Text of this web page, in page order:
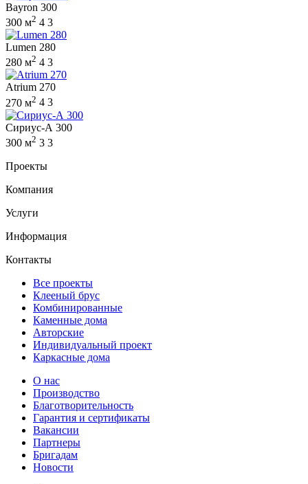
Bayron 300
300 м2 4 3
Lumen 280
280 м2 4 3
Atrium 270
270 м2 4 3
Сириус-А 300
300 м2 3 3
Проекты
Компания
Услуги
Информация
Контакты
Все проекты
Клееный брус
Комбинированные
Каменные дома
Авторские
Индивидуальный проект
Каркасные дома
О нас
Производство
Благотворительность
Гарантия и сертификаты
Вакансии
Партнеры
Бригадам
Новости